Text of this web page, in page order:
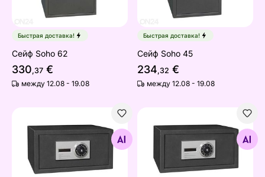
Быстрая доставка!
Сейф Soho 62
330,37 €
между 12.08 - 19.08
Быстрая доставка!
Сейф Soho 45
234,32 €
между 12.08 - 19.08
Сейф Soho 20
Найдите похожие
Сейф Soho 23
Найдите похожие